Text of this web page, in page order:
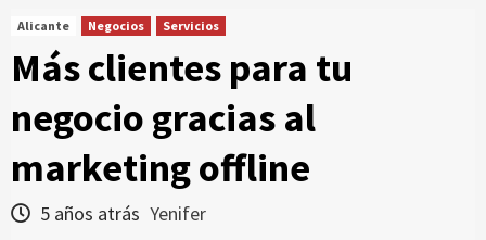
Alicante Negocios Servicios
Más clientes para tu
negocio gracias al
marketing offline
5 años atrás Yenifer